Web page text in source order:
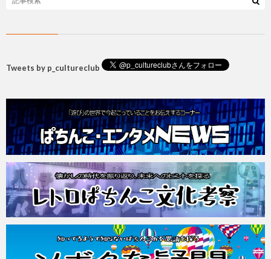
Tweets by p_cultureclub